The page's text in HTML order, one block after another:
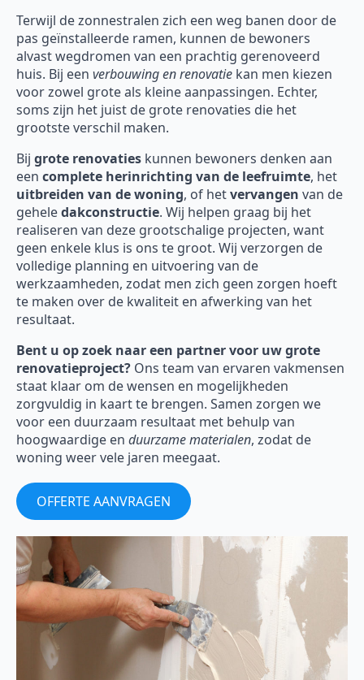
Terwijl de zonnestralen zich een weg banen door de
pas geïnstalleerde ramen, kunnen de bewoners
alvast wegdromen van een prachtig gerenoveerd
huis. Bij een verbouwing en renovatie kan men kiezen
voor zowel grote als kleine aanpassingen. Echter,
soms zijn het juist de grote renovaties die het
grootste verschil maken.
Bij grote renovaties kunnen bewoners denken aan
een complete herinrichting van de leefruimte, het
uitbreiden van de woning, of hetvervangen van de
geheledakconstructie. Wij helpen graag bij het
realiseren van deze grootschalige projecten, want
geen enkele klus is ons te groot. Wij verzorgen de
volledige planning en uitvoering van de
werkzaamheden, zodat men zich geen zorgen hoeft
te maken over de kwaliteit en afwerking van het
resultaat.
Bent u op zoek naar een partner voor uw grote
renovatieproject? Ons team van ervaren vakmensen
staat klaar om de wensen en mogelijkheden
zorgvuldig in kaart te brengen. Samen zorgen we
voor een duurzaam resultaat met behulp van
hoogwaardige en duurzame materialen, zodat de
woning weer vele jaren meegaat.
OFFERTE AANVRAGEN